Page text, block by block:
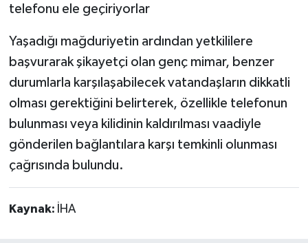
Yaşadığı mağduriyetin ardından yetkililere
başvurarak şikayetçi olan genç mimar, benzer
durumlarla karşılaşabilecek vatandaşların dikkatli
olması gerektiğini belirterek, özellikle telefonun
bulunması veya kilidinin kaldırılması vaadiyle
gönderilen bağlantılara karşı temkinli olunması
çağrısında bulundu.
Kaynak: İHA